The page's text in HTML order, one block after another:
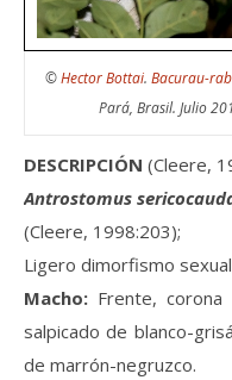
©Hector Bottai. Bacurau-
Pará, Brasil. Julio
DESCRIPCIÓN (Cleere,
Antrostomus
(Cleere, 1998:203);
Ligero dimorfismo
Macho: Frente,
salpicado de blanco-
de marrón-negruzco.